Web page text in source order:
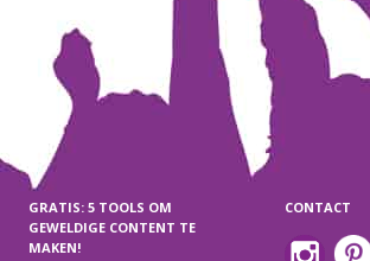
GRATIS: 5 TOOLS OM
GEWELDIGE CONTENT TE
MAKEN!
CONTACT